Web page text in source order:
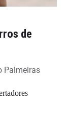
de
Palmeiras